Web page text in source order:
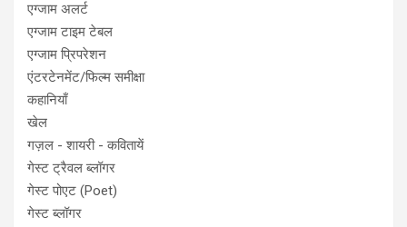
एग्जाम अलर्ट
एग्जाम टाइम टेबल
एग्जाम प्रिपरेशन
एंटरटेनमेंट/फिल्म समीक्षा
कहानियाँ
खेल
गज़ल - शायरी - कवितायें
गेस्ट ट्रैवल ब्लॉगर
गेस्ट पोएट (Poet)
गेस्ट ब्लॉगर